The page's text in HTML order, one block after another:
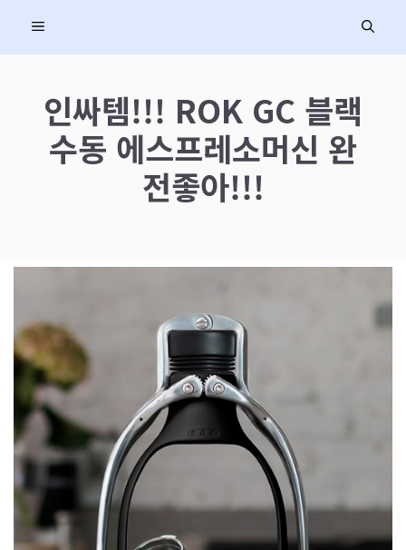
MENU
인싸템!!! ROK GC 블랙
수동 에스프레소머신 완
전좋아!!!